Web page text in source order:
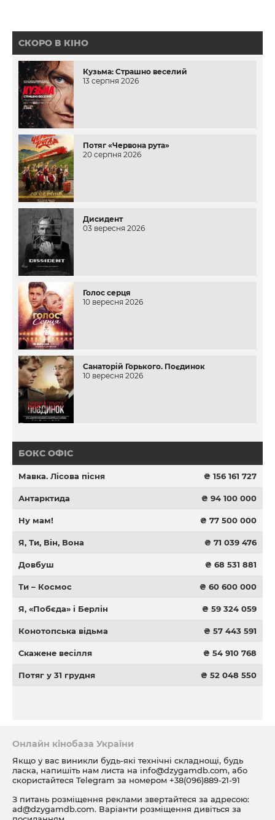
СКОРО В КІНО
Кузьма: Страшно веселий
13 серпня 2026
Потяг «Червона рута»
20 серпня 2026
Дисидент
03 вересня 2026
Голос серця
10 вересня 2026
Санаторій Горького. Поєдинок
10 вересня 2026
БОКС ОФІС
Мавка. Лісова пісня ₴ 156 161 727
Антарктида ₴ 94 100 000
Ну мам! ₴ 77 500 000
Я, Ти, Він, Вона ₴ 71 039 476
Довбуш ₴ 68 531 881
Ти – Космос ₴ 60 600 000
Я, «Побєда» і Берлін ₴ 59 324 059
Конотопська відьма ₴ 57 443 591
Скажене весілля ₴ 54 910 768
Потяг у 31 грудня ₴ 52 048 550
Онлайн кінобаза України
Якщо у вас виникли будь-які технічні складнощі, будь
ласка, напишіть нам листа на info@dzygamdb.com, або
скористайтеся Telegram за номером +38(096)889-21-91
З питань розміщення реклами звертайтеся за адресою:
ad@dzygamdb.com. Варіанти розміщення дивіться за